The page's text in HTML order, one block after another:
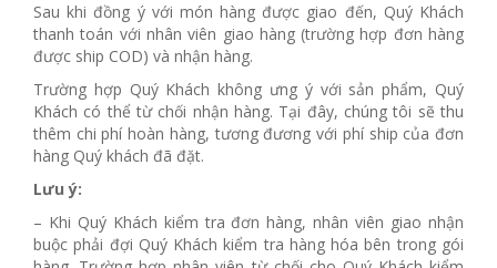
Sau khi đồng ý với món hàng được giao đến, Quý Khách
thanh toán với nhân viên giao hàng (trường hợp đơn hàng
được ship COD) và nhận hàng.
Trường hợp Quý Khách không ưng ý với sản phẩm, Quý
Khách có thể từ chối nhận hàng. Tại đây, chúng tôi sẽ thu
thêm chi phí hoàn hàng, tương đương với phí ship của đơn
hàng Quý khách đã đặt.
Lưu ý:
– Khi Quý Khách kiểm tra đơn hàng, nhân viên giao nhận
buộc phải đợi Quý Khách kiểm tra hàng hóa bên trong gói